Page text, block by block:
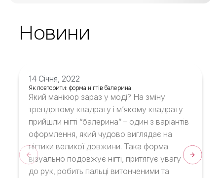
Новини
14 Січня, 2022
Як повторити: форма нігтів балерина
Який манікюр зараз у моді? На зміну
трендовому квадрату і м’якому квадрату
прийшли нігті “балерина” – один з варіантів
оформлення, який чудово виглядає на
нігтики великої довжини. Така форма
візуально подовжує нігті, притягує увагу
до рук, робить пальці витонченими та